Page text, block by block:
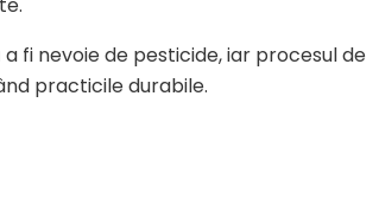
fi nevoie de pesticide, iar procesul de
practicile durabile.